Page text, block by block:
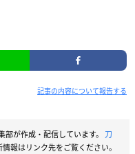
記事の内容について報告する
部が作成・配信しています。 刀
情報はリンク先をご覧ください。